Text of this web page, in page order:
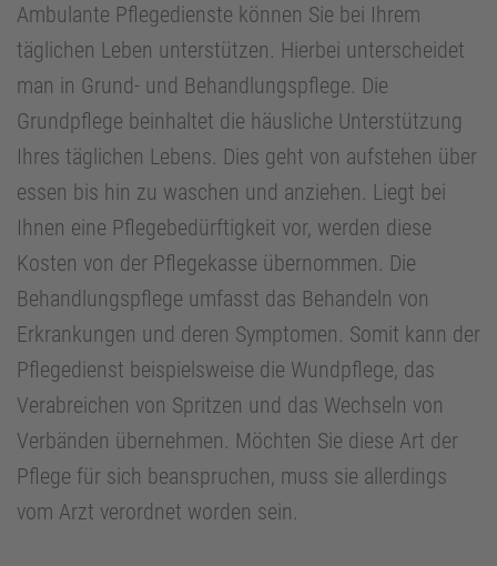
Ambulante Pflegedienste können Sie bei Ihrem
täglichen Leben unterstützen. Hierbei unterscheidet
man in Grund- und Behandlungspflege. Die
Grundpflege beinhaltet die häusliche Unterstützung
Ihres täglichen Lebens. Dies geht von aufstehen über
essen bis hin zu waschen und anziehen. Liegt bei
Ihnen eine Pflegebedürftigkeit vor, werden diese
Kosten von der Pflegekasse übernommen. Die
Behandlungspflege umfasst das Behandeln von
Erkrankungen und deren Symptomen. Somit kann der
Pflegedienst beispielsweise die Wundpflege, das
Verabreichen von Spritzen und das Wechseln von
Verbänden übernehmen. Möchten Sie diese Art der
Pflege für sich beanspruchen, muss sie allerdings
vom Arzt verordnet worden sein.